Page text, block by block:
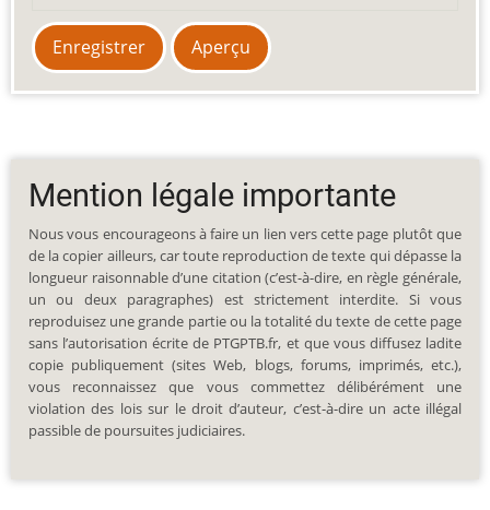
Mention légale importante
Nous vous encourageons à faire un lien vers cette page plutôt que
de la copier ailleurs, car toute reproduction de texte qui dépasse la
longueur raisonnable d’une citation (c’est-à-dire, en règle générale,
un ou deux paragraphes) est strictement interdite. Si vous
reproduisez une grande partie ou la totalité du texte de cette page
sans l’autorisation écrite de PTGPTB.fr, et que vous diffusez ladite
copie publiquement (sites Web, blogs, forums, imprimés, etc.),
vous reconnaissez que vous commettez délibérément une
violation des lois sur le droit d’auteur, c’est-à-dire un acte illégal
passible de poursuites judiciaires.